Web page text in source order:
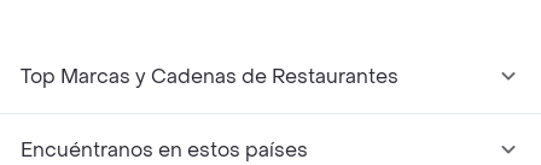
Top Marcas y Cadenas de Restaurantes
Encuéntranos en estos países